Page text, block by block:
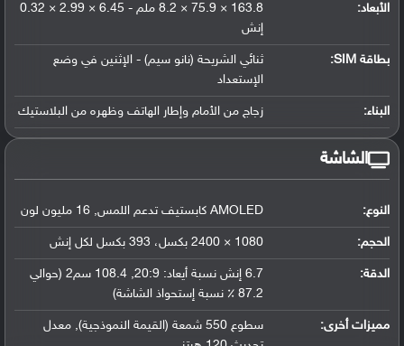
الأبعاد:
163.8 × 75.9 × 8.2 ملم - 6.45 × 2.99 × 0.32
إنش
بطاقة SIM:
ثنائي الشريحة (نانو سيم) - الإثنين في وضع
الإستعداد
البناء: زجاج من الأمام وإطار الهاتف وظهره من البلاستيك
الشاشة
النوع: AMOLED كابستيف تدعم اللمس, 16 مليون لون
الحجم: 1080 × 2400 بكسل، 393 بكسل لكل إنش
الدقة:
6.7 إنش نسبة أيعاد: 20:9, 108.4 سم2 (حوالي
87.2 ٪ نسبة إستحواذ الشاشة)
مميزات أخرى:
سطوع 550 شمعة (القيمة النموذجية), معدل